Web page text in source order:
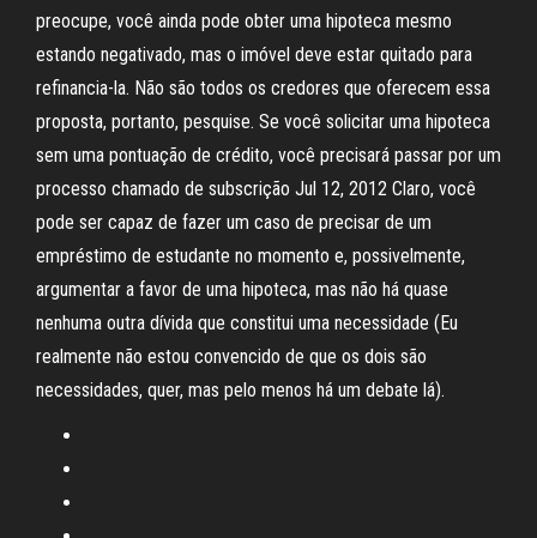
preocupe, você ainda pode obter uma hipoteca mesmo
estando negativado, mas o imóvel deve estar quitado para
refinancia-la. Não são todos os credores que oferecem essa
proposta, portanto, pesquise. Se você solicitar uma hipoteca
sem uma pontuação de crédito, você precisará passar por um
processo chamado de subscrição Jul 12, 2012 Claro, você
pode ser capaz de fazer um caso de precisar de um
empréstimo de estudante no momento e, possivelmente,
argumentar a favor de uma hipoteca, mas não há quase
nenhuma outra dívida que constitui uma necessidade (Eu
realmente não estou convencido de que os dois são
necessidades, quer, mas pelo menos há um debate lá).